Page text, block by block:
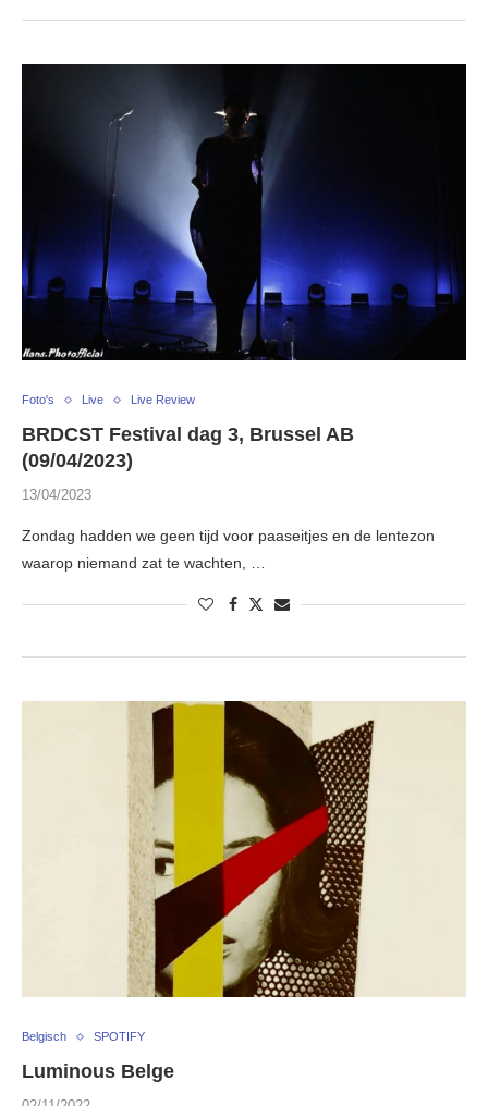
Foto's Live Live Review
BRDCST Festival dag 3, Brussel AB
(09/04/2023)
13/04/2023
Zondag hadden we geen tijd voor paaseitjes en de lentezon
waarop niemand zat te wachten, …
Belgisch SPOTIFY
Luminous Belge